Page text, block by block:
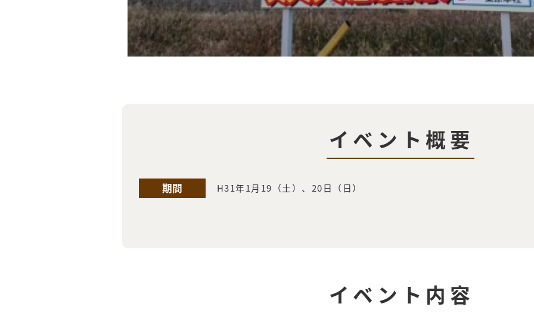
イベント概要
期間 H31年1月19（土）、20日（日）
イベント内容